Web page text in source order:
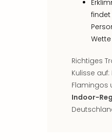
Richtiges
Kulisse
Flamingos
Indoor-